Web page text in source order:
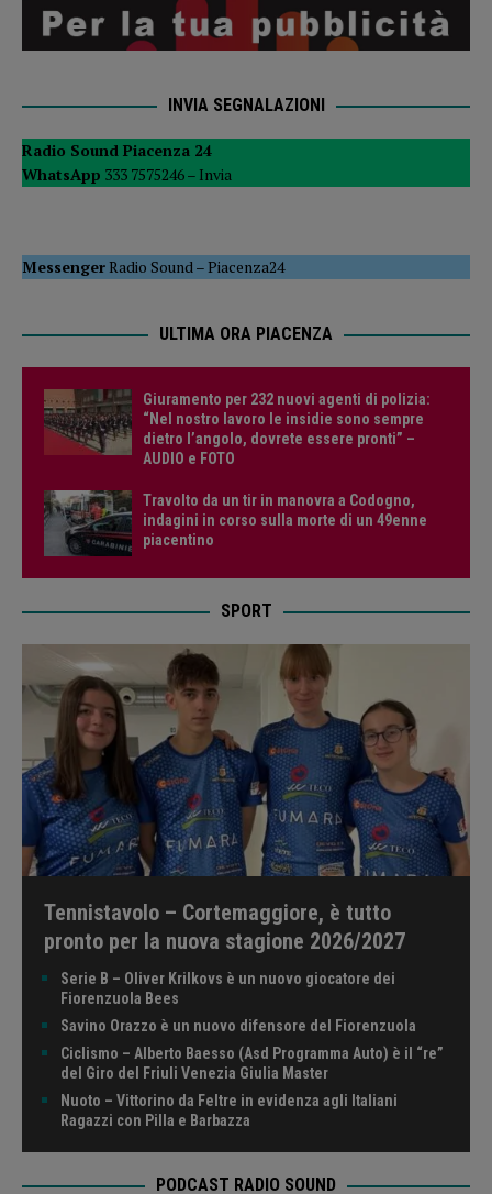
INVIA SEGNALAZIONI
Radio Sound Piacenza 24
WhatsApp 333 7575246 – Invia
MessengerRadio Sound –Piacenza24
ULTIMA ORA PIACENZA
Giuramento per 232 nuovi agenti di polizia:
“Nel nostro lavoro le insidie sono sempre
dietro l’angolo, dovrete essere pronti” –
AUDIO e FOTO
Travolto da un tir in manovra a Codogno,
indagini in corso sulla morte di un 49enne
piacentino
SPORT
Tennistavolo – Cortemaggiore, è tutto
pronto per la nuova stagione 2026/2027
Serie B – Oliver Krilkovs è un nuovo giocatore dei
Fiorenzuola Bees
Savino Orazzo è un nuovo difensore del Fiorenzuola
Ciclismo – Alberto Baesso (Asd Programma Auto) è il “re”
del Giro del Friuli Venezia Giulia Master
Nuoto – Vittorino da Feltre in evidenza agli Italiani
Ragazzi con Pilla e Barbazza
PODCAST RADIO SOUND